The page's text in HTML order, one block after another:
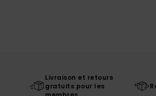
Livraison et retours
gratuits pour les